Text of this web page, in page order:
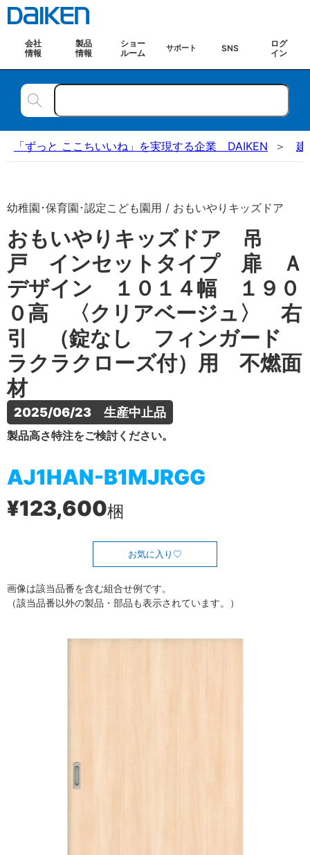
会社
情報
製品
情報
ショー
ルーム
サポート SNS
ログ
イン
「ずっと ここちいいね」を実現する企業 DAIKEN 建
幼稚園･保育園･認定こども園用 / おもいやりキッズドア
おもいやりキッズドア 吊
戸 インセットタイプ 扉 Ａ
デザイン １０１４幅 １９０
０高 〈クリアベージュ〉 右
引 （錠なし フィンガード
ラクラクローズ付）用 不燃面
材
2025/06/23　生産中止品
製品高さ特注をご検討ください。
AJ1HAN-B1MJRGG
¥123,600梱
お気に入り
画像は該当品番を含む組合せ例です。
（該当品番以外の製品・部品も表示されています。）